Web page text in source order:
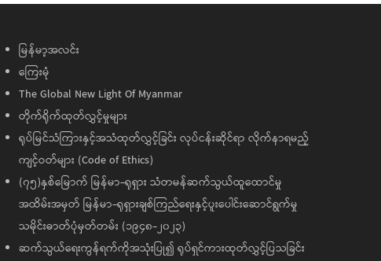
မြန်မာ့အလင်း
ကြေးမုံ
The Global New Light Of Myanmar
တိုက်ရိုက်ထုတ်လွှင့်မှုများ
ရုပ်မြင်သံကြားနှင့်အသံထုတ်လွှင့်ခြင်း လုပ်ငန်းဆိုင်ရာ လိုက်နာရမည့်
ကျင့်ဝတ်များ (Code of Ethics)
(၇၅)နှစ်မြောက် မြန်မာ-ရုရှား သံတမန်ဆက်သွယ်ထူထောင်မှု
အထိမ်းအမှတ် မြန်မာ-ရုရှားချစ်ကြည်ရေးနှင့်ပူးပေါင်းဆောင်ရွက်မှု
သမိုင်းဓာတ်ပုံမှတ်တမ်း (၁၉၄၈-၂၀၂၃)
ဆက်သွယ်ရေးကွန်ရက်ကိုအသုံးပြု၍ ရုပ်ရှင်ကားထုတ်လွှင့်ပြသခြင်း